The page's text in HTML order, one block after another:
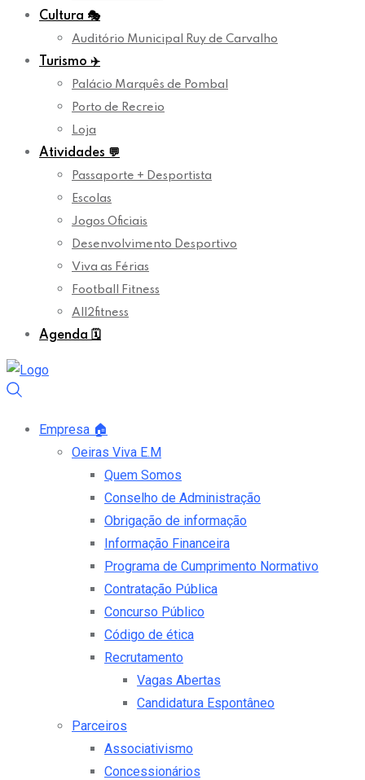
Cultura 🎭
Auditório Municipal Ruy de Carvalho
Turismo ✈️
Palácio Marquês de Pombal
Porto de Recreio
Loja
Atividades 💬
Passaporte + Desportista
Escolas
Jogos Oficiais
Desenvolvimento Desportivo
Viva as Férias
Football Fitness
All2fitness
Agenda 🗓️
Empresa 🏠
Oeiras Viva E.M
Quem Somos
Conselho de Administração
Obrigação de informação
Informação Financeira
Programa de Cumprimento Normativo
Contratação Pública
Concurso Público
Código de ética
Recrutamento
Vagas Abertas
Candidatura Espontâneo
Parceiros
Associativismo
Concessionários